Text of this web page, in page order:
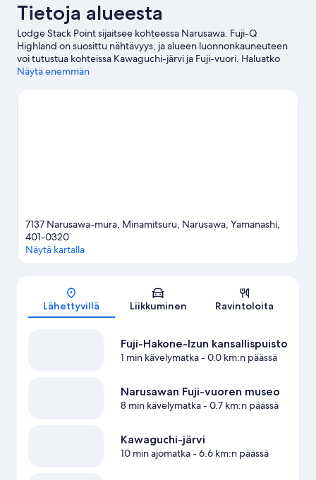
Tietoja alueesta
Lodge Stack Point sijaitsee kohteessa Narusawa. Fuji-Q
Highland on suosittu nähtävyys, ja alueen luonnonkauneuteen
voi tutustua kohteissa Kawaguchi-järvi ja Fuji-vuori. Haluatko
osallistua johonkin tapahtumaan tai käydä matsissa vierailusi
kohteessa Yamanakako Koryu Plaza.
Näytä enemmän
7137 Narusawa-mura, Minamitsuru, Narusawa, Yamanashi,
401-0320
Näytä kartalla
Lähettyvillä Liikkuminen Ravintoloita
Fuji-Hakone-Izun kansallispuisto
1 min kävelymatka- 0.0 km:n päässä
Narusawan Fuji-vuoren museo
8 min kävelymatka- 0.7 km:n päässä
Kawaguchi-järvi
10 min ajomatka- 6.6 km:n päässä